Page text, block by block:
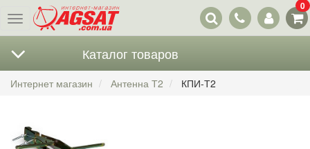
Меню
Наши
контакты
0
Каталог товаров
Интернет магазин Антенна Т2 КПИ-Т2